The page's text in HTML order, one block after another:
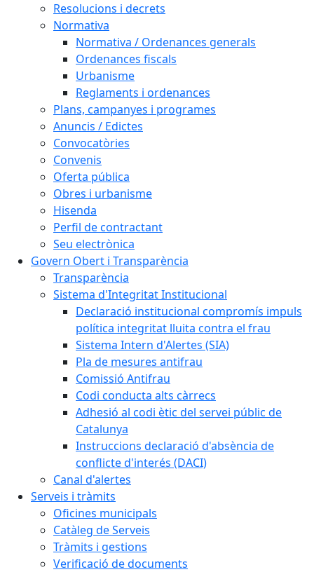
Resolucions i decrets
Normativa
Normativa / Ordenances generals
Ordenances fiscals
Urbanisme
Reglaments i ordenances
Plans, campanyes i programes
Anuncis / Edictes
Convocatòries
Convenis
Oferta pública
Obres i urbanisme
Hisenda
Perfil de contractant
Seu electrònica
Govern Obert i Transparència
Transparència
Sistema d'Integritat Institucional
Declaració institucional compromís impuls
política integritat lluita contra el frau
Sistema Intern d'Alertes (SIA)
Pla de mesures antifrau
Comissió Antifrau
Codi conducta alts càrrecs
Adhesió al codi ètic del servei públic de
Catalunya
Instruccions declaració d'absència de
conflicte d'interés (DACI)
Canal d'alertes
Serveis i tràmits
Oficines municipals
Catàleg de Serveis
Tràmits i gestions
Verificació de documents